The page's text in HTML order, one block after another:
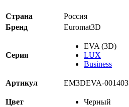
Страна
Россия
Бренд
Euromat3D
Серия
EVA (3D)
LUX
Business
Артикул EM3DEVA-001403
Цвет Черный